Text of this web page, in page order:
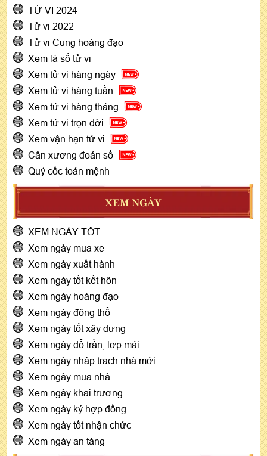
TỬ VI 2024
Tử vi 2022
Tử vi Cung hoàng đạo
Xem lá số tử vi
Xem tử vi hàng ngày
Xem tử vi hàng tuần
Xem tử vi hàng tháng
Xem tử vi trọn đời
Xem vận hạn tử vi
Cân xương đoán số
Quỷ cốc toán mệnh
XEM NGÀY
XEM NGÀY TỐT
Xem ngày mua xe
Xem ngày xuất hành
Xem ngày tốt kết hôn
Xem ngày hoàng đạo
Xem ngày động thổ
Xem ngày tốt xây dựng
Xem ngày đổ trần, lợp mái
Xem ngày nhập trạch nhà mới
Xem ngày mua nhà
Xem ngày khai trương
Xem ngày ký hợp đồng
Xem ngày tốt nhận chức
Xem ngày an táng